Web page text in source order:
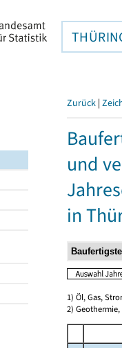
Zurück |
und
in
1) Öl, Gas,
2)